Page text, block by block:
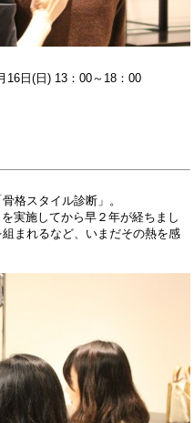
16日(日) 13：00～18：00
格スタイル診断」。
実施してから早２年が経ちまし
まれるなど、いまだその熱を感